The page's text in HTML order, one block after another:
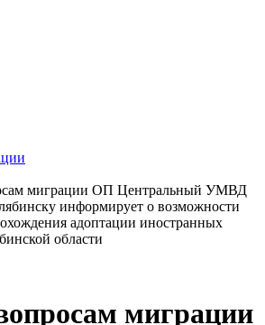
миграции ОП Центральный УМВД
информирует о возможности
адоптации иностранных
области
миграции